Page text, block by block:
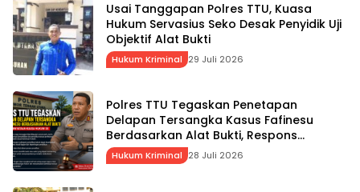
Usai Tanggapan Polres TTU, Kuasa
Hukum Servasius Seko Desak Penyidik Uji
Objektif Alat Bukti
Hukum Kriminal 29 Juli 2026
Polres TTU Tegaskan Penetapan
Delapan Tersangka Kasus Fafinesu
Berdasarkan Alat Bukti, Respons
Pernyataan Kuasa Hukum SS
Hukum Kriminal 28 Juli 2026